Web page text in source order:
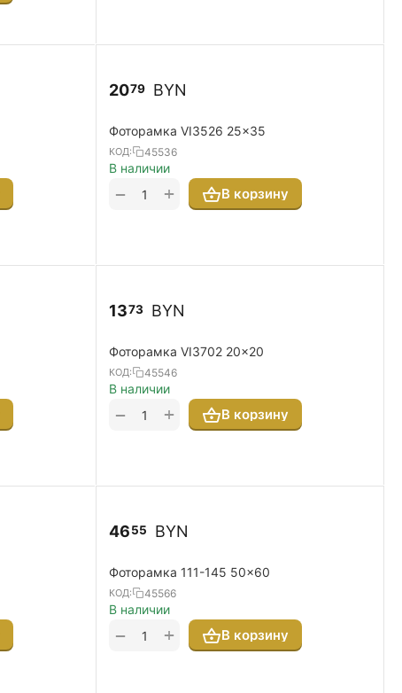
2079 BYN
Фоторамка VI3526 25x35
КОД: 45536
В наличии
В корзину
+
−
1373 BYN
Фоторамка VI3702 20x20
КОД: 45546
В наличии
В корзину
+
−
4655 BYN
Фоторамка 111-145 50x60
КОД: 45566
В наличии
В корзину
+
−